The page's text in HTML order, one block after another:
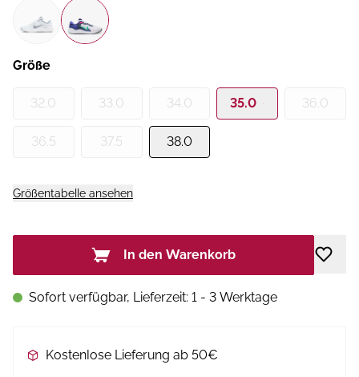
Größe
32.0 33.0 34.0 35.0 36.0
36.5 37.5 38.0
Größentabelle ansehen
In den Warenkorb
Sofort verfügbar, Lieferzeit: 1 - 3 Werktage
Kostenlose Lieferung ab 50€